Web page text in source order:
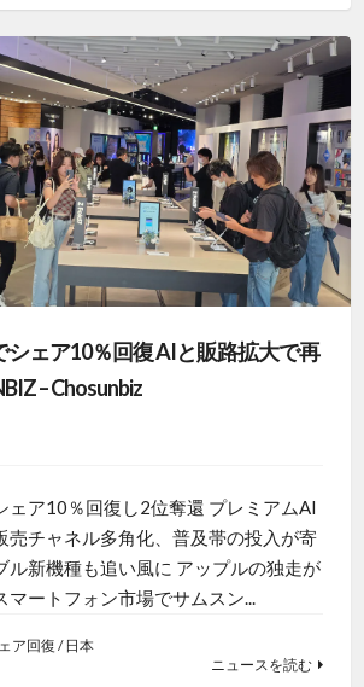
ェア10％回復 AIと販路拡大で再
– Chosunbiz
ェア10％回復し2位奪還 プレミアムAI
売チャネル多角化、普及帯の投入が寄
ル新機種も追い風に アップルの独走が
マートフォン市場でサムスン...
ア回復 / 日本
ニュースを読む